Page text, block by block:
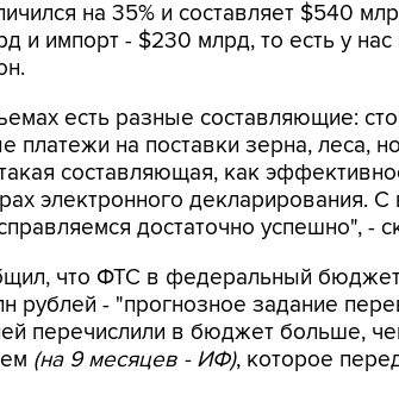
на 35% и составляет $540
и импорт - $230 млрд, то есть у
есть разные составляющие:
платежи на поставки зерна, леса,
составляющая, как
электронного декларирования.
достаточно успешно", -
что ФТС в федеральный
рублей - "прогнозное задание
перечислили в бюджет больше,
(на 9 месяцев - ИФ), которое